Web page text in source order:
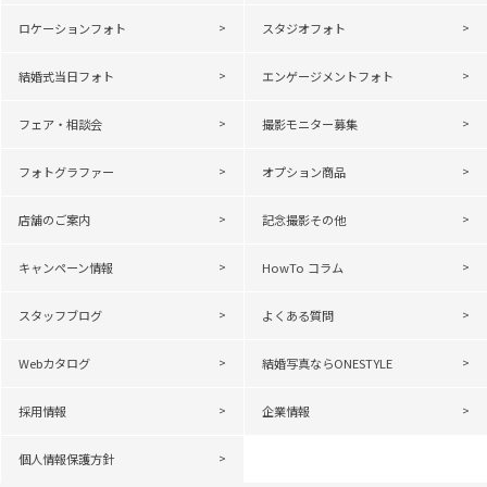
ロケーションフォト スタジオフォト
結婚式当日フォト エンゲージメントフォト
フェア・相談会 撮影モニター募集
フォトグラファー オプション商品
店舗のご案内 記念撮影その他
キャンペーン情報 HowTo コラム
スタッフブログ よくある質問
Webカタログ 結婚写真ならONESTYLE
採用情報 企業情報
個人情報保護方針